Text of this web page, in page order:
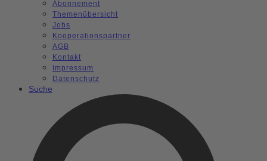
Abonnement
Themenübersicht
Jobs
Kooperationspartner
AGB
Kontakt
Impressum
Datenschutz
Suche